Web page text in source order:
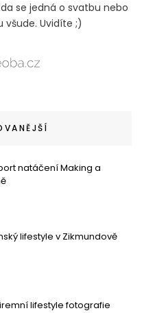
se jedná o svatbu nebo
Uvidíte ;)
natáčení Making a
lifestyle v Zikmundově
lifestyle fotografie